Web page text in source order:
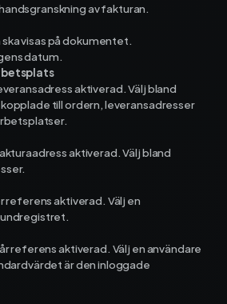
App Store
av fakturan.
visas på dokumentet.
datum.
aktiverad. Välj bland
till ordern, leveransadresser
aktiverad. Välj bland
referens aktiverad. Välj en
referens aktiverad. Välj en användare
är den inloggade